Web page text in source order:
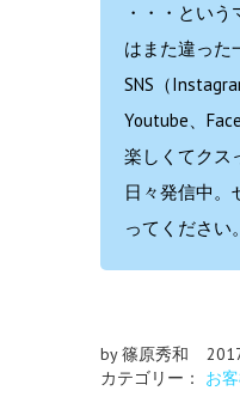
・・・とい
はまた違った
SNS（
Youtube、
楽しくてクス
日々発信中。
ってください。
by 篠原秀和
カテゴリー： お